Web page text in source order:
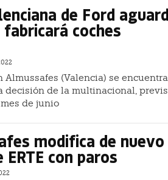
de Ford
coches
Almussafes (Valencia) se
decisión de la multinacional,
de junio
modifica de nuevo
con paros